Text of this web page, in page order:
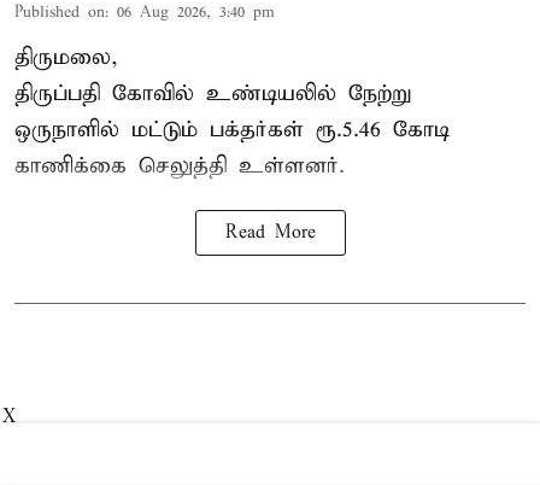
Published on: 06 Aug 2026, 3:40 pm
திருமலை,
திருப்பதி கோவில் உண்டியலில் நேற்று
ஒருநாளில் மட்டும் பக்தர்கள் ரூ.5.46 கோடி
காணிக்கை செலுத்தி உள்ளனர்.
Read More
X